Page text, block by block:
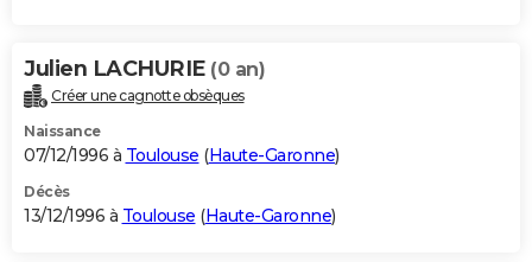
Julien LACHURIE (0 an)
Créer une cagnotte obsèques
Naissance
07/12/1996 à Toulouse (Haute-Garonne)
Décès
13/12/1996 à Toulouse (Haute-Garonne)